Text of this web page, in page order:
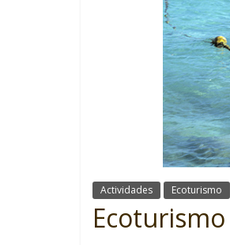
Actividades Ecoturismo